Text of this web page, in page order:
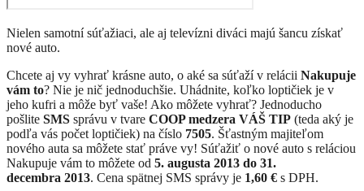
Nielen samotní súťažiaci, ale aj televízni diváci majú šancu získať
nové auto.
Chcete aj vy vyhrať krásne auto, o aké sa súťaží v relácii Nakupuje
vám to? Nie je nič jednoduchšie. Uhádnite, koľko loptičiek je v
jeho kufri a môže byť vaše! Ako môžete vyhrať? Jednoducho
pošlite SMS správu v tvare COOP medzera VÁŠ TIP (teda aký je
podľa vás počet loptičiek) na číslo 7505. Šťastným majiteľom
nového auta sa môžete stať práve vy! Súťažiť o nové auto s reláciou
Nakupuje vám to môžete od 5. augusta 2013 do 31.
decembra 2013. Cena spätnej SMS správy je 1,60 € s DPH.